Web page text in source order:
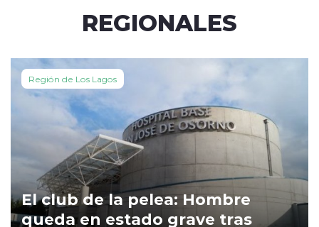
REGIONALES
Región de Los Lagos
El club de la pelea: Hombre
queda en estado grave tras